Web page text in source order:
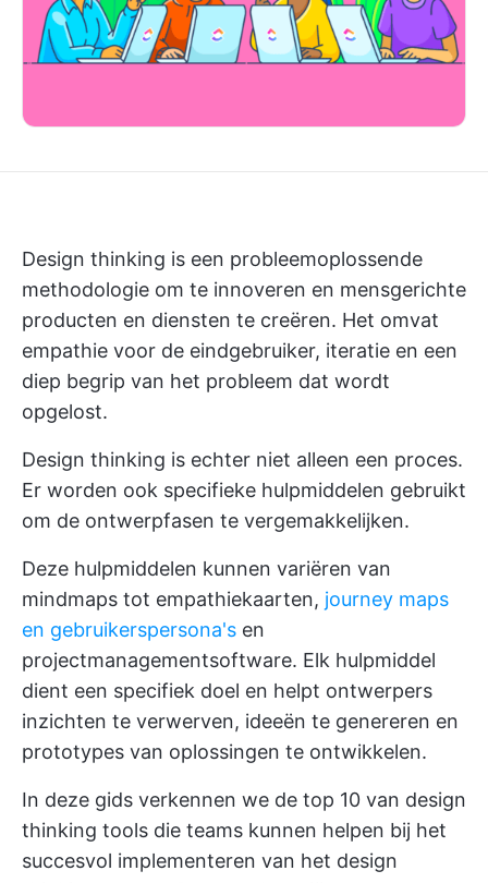
Design thinking is een probleemoplossende
methodologie om te innoveren en mensgerichte
producten en diensten te creëren. Het omvat
empathie voor de eindgebruiker, iteratie en een
diep begrip van het probleem dat wordt
opgelost.
Design thinking is echter niet alleen een proces.
Er worden ook specifieke hulpmiddelen gebruikt
om de ontwerpfasen te vergemakkelijken.
Deze hulpmiddelen kunnen variëren van
mindmaps tot empathiekaarten, journey maps
en gebruikerspersona's en
projectmanagementsoftware. Elk hulpmiddel
dient een specifiek doel en helpt ontwerpers
inzichten te verwerven, ideeën te genereren en
prototypes van oplossingen te ontwikkelen.
In deze gids verkennen we de top 10 van design
thinking tools die teams kunnen helpen bij het
succesvol implementeren van het design